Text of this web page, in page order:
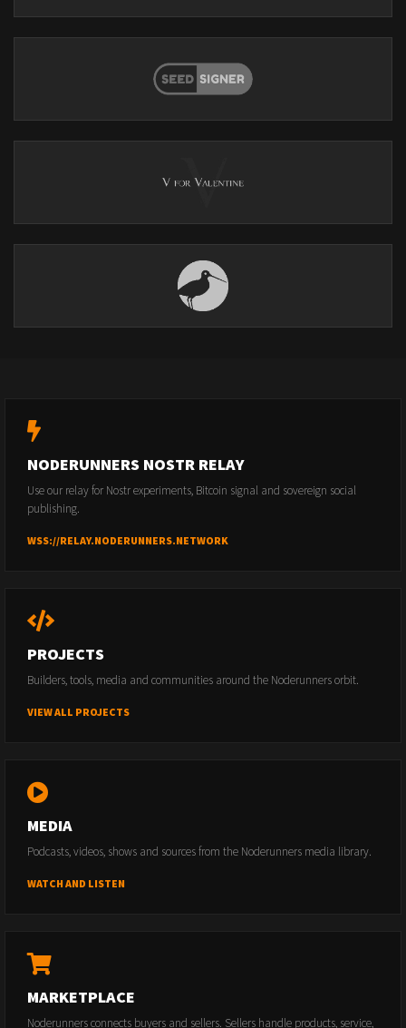
NODERUNNERS NOSTR RELAY
Use our relay for Nostr experiments, Bitcoin signal and sovereign social
publishing.
WSS://RELAY.NODERUNNERS.NETWORK
PROJECTS
Builders, tools, media and communities around the Noderunners orbit.
VIEW ALL PROJECTS
MEDIA
Podcasts, videos, shows and sources from the Noderunners media library.
WATCH AND LISTEN
MARKETPLACE
Noderunners connects buyers and sellers. Sellers handle products, service,